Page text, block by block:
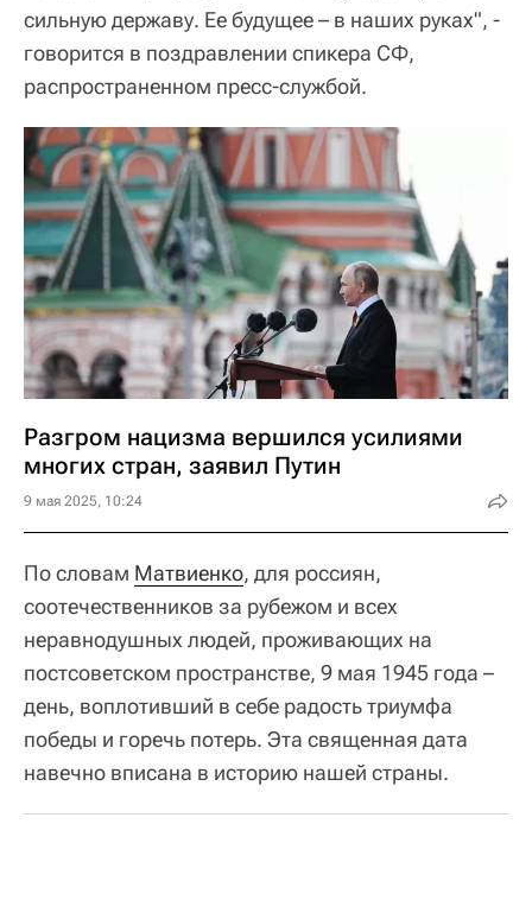
сильную державу. Ее будущее – в наших руках", -
говорится в поздравлении спикера СФ,
распространенном пресс-службой.
Разгром нацизма вершился усилиями
многих стран, заявил Путин
9 мая 2025, 10:24
По словам Матвиенко, для россиян,
соотечественников за рубежом и всех
неравнодушных людей, проживающих на
постсоветском пространстве, 9 мая 1945 года –
день, воплотивший в себе радость триумфа
победы и горечь потерь. Эта священная дата
навечно вписана в историю нашей страны.